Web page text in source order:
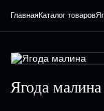
ГлавнаяКаталог товаров
Ягода малина